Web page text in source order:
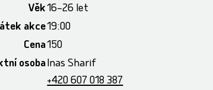
Věk16–26 let
akce19:00
Cena150
osobaInas Sharif
+420 607 018 387